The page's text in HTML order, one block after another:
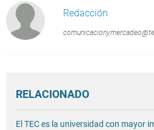
Redacción
RELACIONADO
El TEC es la universidad con mayor